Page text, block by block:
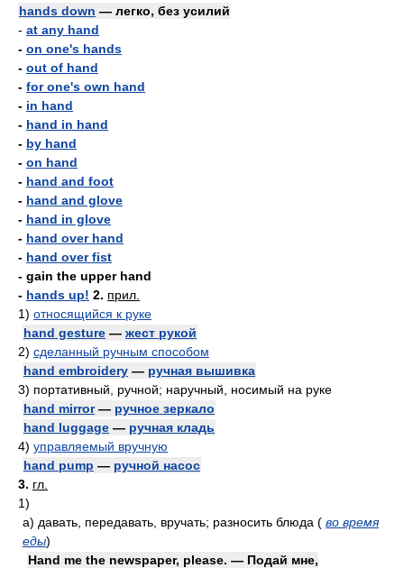
hands down — легко, без усилий
- at any hand
- on one's hands
- out of hand
- for one's own hand
- in hand
- hand in hand
- by hand
- on hand
- hand and foot
- hand and glove
- hand in glove
- hand over hand
- hand over fist
- gain the upper hand
- hands up! 2. прил.
1) относящийся к руке
hand gesture — жест рукой
2) сделанный ручным способом
hand embroidery — ручная вышивка
3) портативный, ручной; наручный, носимый на руке
hand mirror— ручное зеркало
hand luggage — ручная кладь
4) управляемый вручную
hand pump — ручной насос
3. гл.
1)
а) давать, передавать, вручать; разносить блюда ( во время
еды)
Hand me the newspaper, please. — Подай мне,